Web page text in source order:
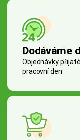
Dodáváme
Objednávky
pracovní den.